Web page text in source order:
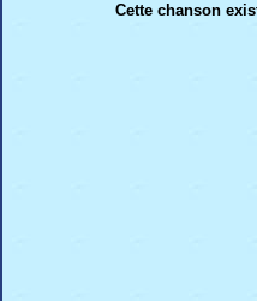
Cette chanson